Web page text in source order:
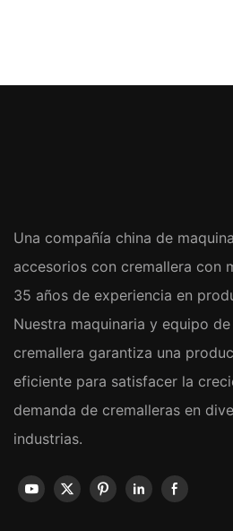
Una compañía china de
accesorios con cremallera con
35 años de experiencia en
Nuestra maquinaria y equipo de
cremallera garantiza una
eficiente para satisfacer la
demanda de cremalleras en
industrias.